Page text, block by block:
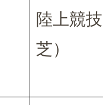
陸上競
芝）